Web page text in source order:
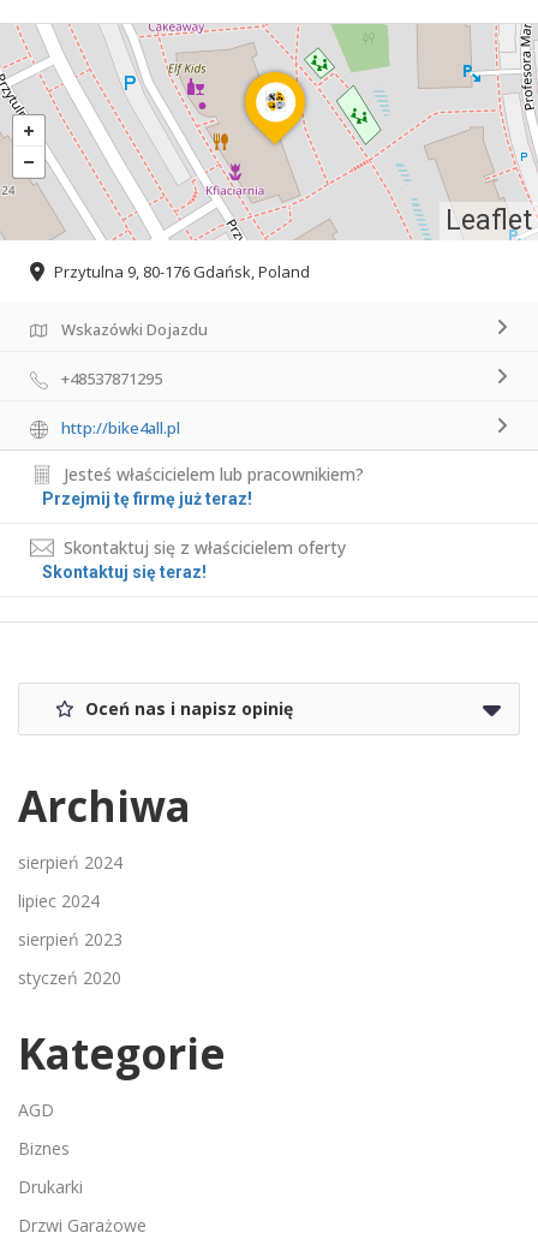
Leaflet
Przytulna 9, 80-176 Gdańsk, Poland
Wskazówki Dojazdu
+48537871295
http://bike4all.pl
Jesteś właścicielem lub pracownikiem?
Przejmij tę firmę już teraz!
Skontaktuj się z właścicielem oferty
Skontaktuj się teraz!
Oceń nas i napisz opinię
Archiwa
sierpień 2024
lipiec 2024
sierpień 2023
styczeń 2020
Kategorie
AGD
Biznes
Drukarki
Drzwi Garażowe